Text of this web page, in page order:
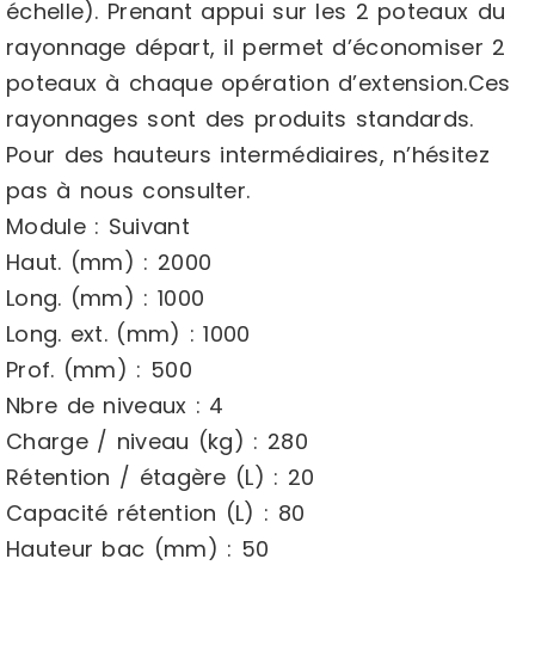
échelle). Prenant appui sur les 2 poteaux du
rayonnage départ, il permet d’économiser 2
poteaux à chaque opération d’extension.Ces
rayonnages sont des produits standards.
Pour des hauteurs intermédiaires, n’hésitez
pas à nous consulter.
Module : Suivant
Haut. (mm) : 2000
Long. (mm) : 1000
Long. ext. (mm) : 1000
Prof. (mm) : 500
Nbre de niveaux : 4
Charge / niveau (kg) : 280
Rétention / étagère (L) : 20
Capacité rétention (L) : 80
Hauteur bac (mm) : 50